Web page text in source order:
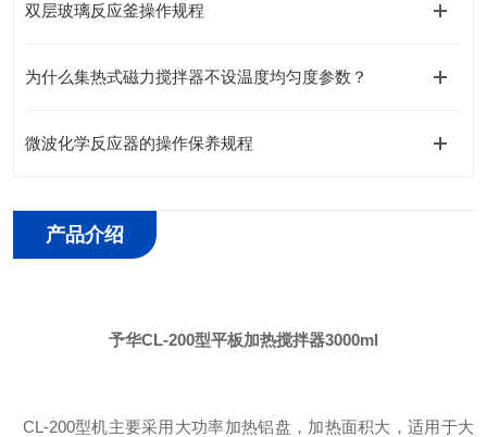
双层玻璃反应釜操作规程
为什么集热式磁力搅拌器不设温度均匀度参数？
微波化学反应器的操作保养规程
产品介绍
予华CL-200型平板加热搅拌器3000ml
CL-200型机主要采用大功率加热铝盘，加热面积大，适用于大